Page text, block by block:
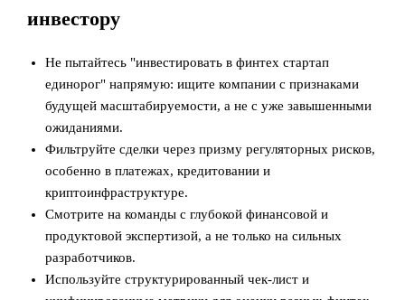
инвестору
Не пытайтесь "инвестировать в финтех стартап
единорог" напрямую: ищите компании с признаками
будущей масштабируемости, а не с уже завышенными
ожиданиями.
Фильтруйте сделки через призму регуляторных рисков,
особенно в платежах, кредитовании и
криптоинфраструктуре.
Смотрите на команды с глубокой финансовой и
продуктовой экспертизой, а не только на сильных
разработчиков.
Используйте структурированный чек‑лист и